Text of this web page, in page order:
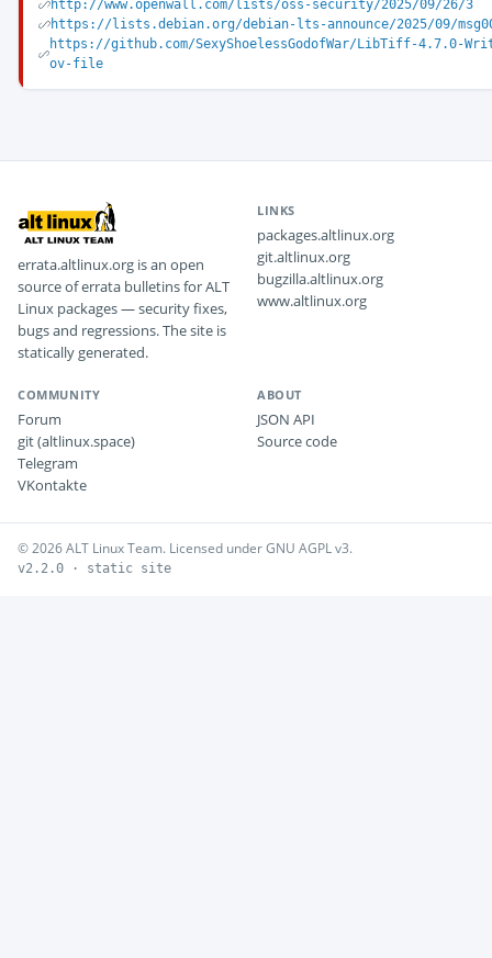
http://www.openwall.com/lists/oss-security/2025/09/26/3
https://lists.debian.org/debian-lts-announce/2025/09/
https://github.com/SexyShoelessGodofWar/LibTiff-4.7.0-
ov-file
errata.altlinux.org is an open
source of errata bulletins for ALT
Linux packages — security fixes,
bugs and regressions. The site is
statically generated.
LINKS
packages.altlinux.org
git.altlinux.org
bugzilla.altlinux.org
www.altlinux.org
COMMUNITY
Forum
git (altlinux.space)
Telegram
VKontakte
ABOUT
JSON API
Source code
© 2026 ALT Linux Team. Licensed under GNU AGPL v3.
v2.2.0 · static site